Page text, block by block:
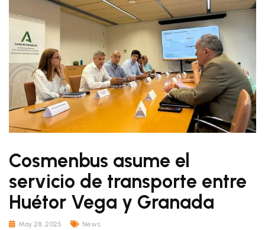
Cosmenbus asume el
servicio de transporte entre
Huétor Vega y Granada
May 28, 2025 News